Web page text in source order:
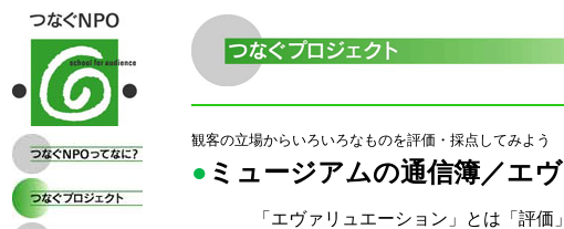
観客の立場からいろいろなものを評価・採点してみよう
● ミュージアムの通信簿／エ
「エヴァリュエーション」とは「評価